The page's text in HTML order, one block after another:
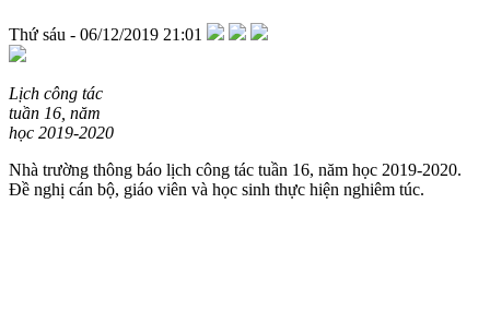
Thứ sáu - 06/12/2019 21:01
Lịch công tác
tuần 16, năm
học 2019-2020
Nhà trường thông báo lịch công tác tuần 16, năm học 2019-2020.
Đề nghị cán bộ, giáo viên và học sinh thực hiện nghiêm túc.